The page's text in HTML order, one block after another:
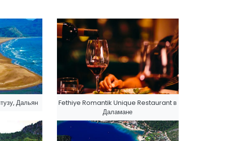
Дальян
Fethiye Romantik Unique Restaurant в
Даламане